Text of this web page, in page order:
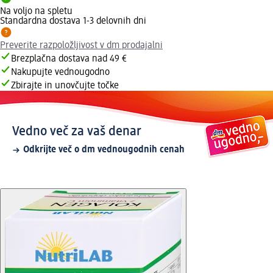
Na voljo na spletu
Standardna dostava 1-3 delovnih dni
Preverite razpoložljivost v dm prodajalni
Brezplačna dostava nad 49 €
Nakupujte vednougodno
Zbirajte in unovčujte točke
Vedno več za vaš denar
Odkrijte več o dm vednougodnih cenah